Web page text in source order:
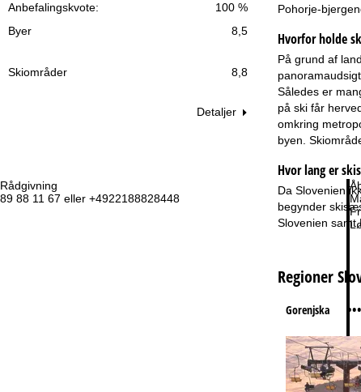
Rådgivning
89 88 11 67 eller +4922188828448
100 %
Anbefalingskvote:
Byer
8,5
Skiområder 8,8
Detaljer
Pohorje-
Hvorfor holde
På grund af
Således er
på ski får
omkring
byen.
Hvor lang er
Da Slovenien
begynder
Slovenien samt
Regioner
Gorenjska •••